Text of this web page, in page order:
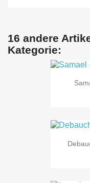
16 andere
Kategorie: